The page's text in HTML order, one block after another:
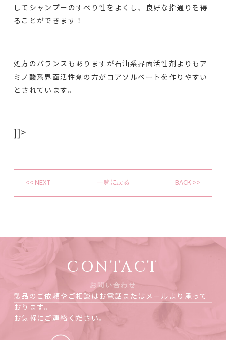
してシャンプーのすべり性をよくし、良好な指通りを得
ることができます！
処方のバランスもありますが石油系界面活性剤よりもア
ミノ酸系界面活性剤の方がコアソルベートを作りやすい
とされています。
]]>
<< NEXT 一覧に戻る BACK >>
CONTACT
お問い合わせ
製品のご依頼やご相談はお電話またはメールより承って
おります。
お気軽にご連絡ください。